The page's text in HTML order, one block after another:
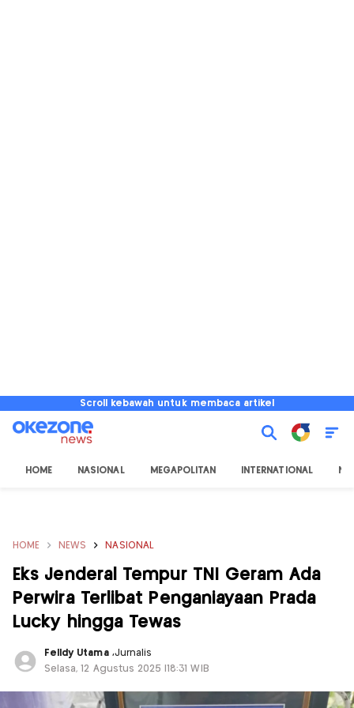
Scroll kebawah untuk membaca artikel
HOME NASIONAL MEGAPOLITAN INTERNATIONAL
HOME NEWS NASIONAL
Eks Jenderal Tempur TNI Geram Ada
Perwira Terlibat Penganiayaan Prada
Lucky hingga Tewas
Felldy Utama ,Jurnalis
Selasa, 12 Agustus 2025 |18:31 WIB